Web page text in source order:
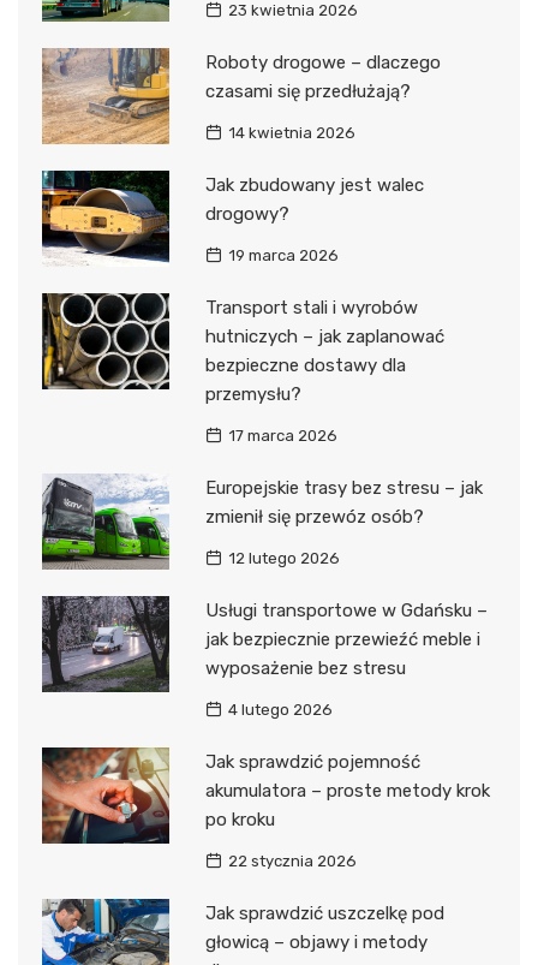
23 kwietnia 2026
Roboty drogowe – dlaczego
czasami się przedłużają?
14 kwietnia 2026
Jak zbudowany jest walec
drogowy?
19 marca 2026
Transport stali i wyrobów
hutniczych – jak zaplanować
bezpieczne dostawy dla
przemysłu?
17 marca 2026
Europejskie trasy bez stresu – jak
zmienił się przewóz osób?
12 lutego 2026
Usługi transportowe w Gdańsku –
jak bezpiecznie przewieźć meble i
wyposażenie bez stresu
4 lutego 2026
Jak sprawdzić pojemność
akumulatora – proste metody krok
po kroku
22 stycznia 2026
Jak sprawdzić uszczelkę pod
głowicą – objawy i metody